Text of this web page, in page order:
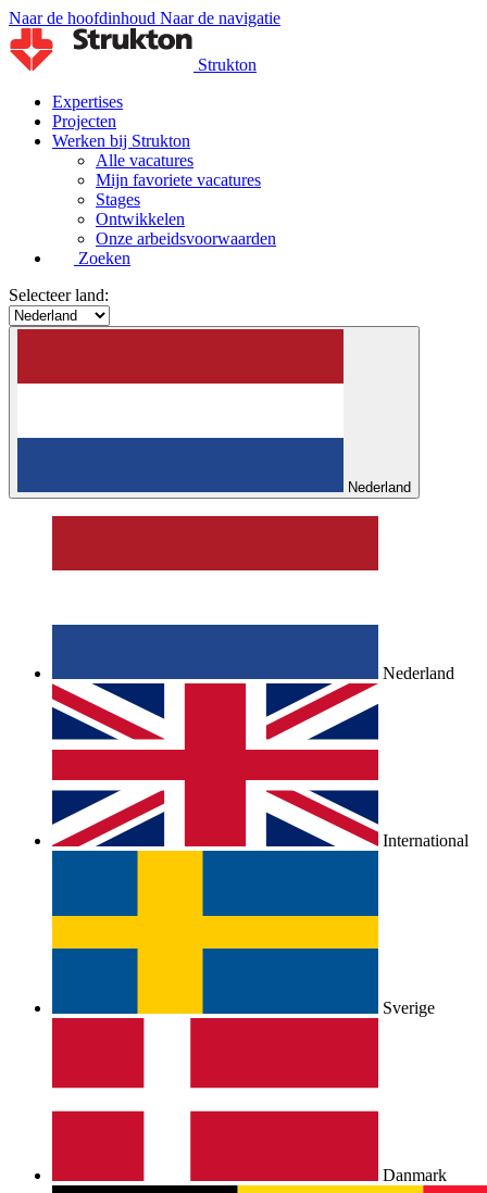
Naar de hoofdinhoud Naar de navigatie
Strukton
Expertises
Projecten
Werken bij Strukton
Alle vacatures
Mijn favoriete vacatures
Stages
Ontwikkelen
Onze arbeidsvoorwaarden
Zoeken
Selecteer land:
Nederland
Nederland
International
Sverige
Danmark